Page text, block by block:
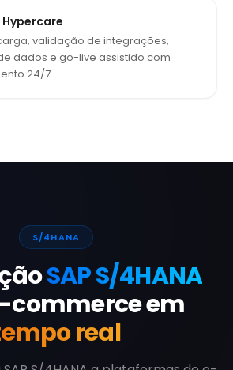
Hypercare
validação de integrações,
dados e go-live assistido com
24/7.
S/4HANA
SAP S/4HANA
commerce em
real